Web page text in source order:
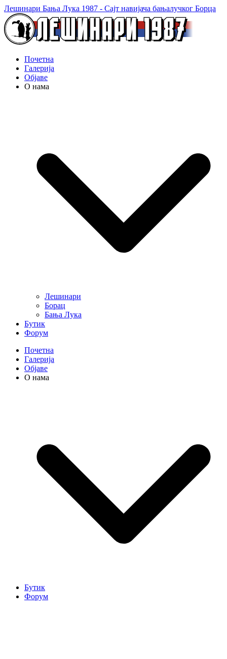
Лешинари Бања Лука 1987 - Сајт навијача бањалучког Борца
Почетна
Галерија
Објаве
О нама
Лешинари
Борац
Бања Лука
Бутик
Форум
Почетна
Галерија
Објаве
О нама
Бутик
Форум